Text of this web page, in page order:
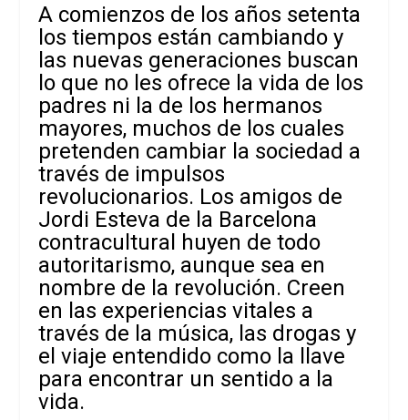
A comienzos de los años setenta
los tiempos están cambiando y
las nuevas generaciones buscan
lo que no les ofrece la vida de los
padres ni la de los hermanos
mayores, muchos de los cuales
pretenden cambiar la sociedad a
través de impulsos
revolucionarios. Los amigos de
Jordi Esteva de la Barcelona
contracultural huyen de todo
autoritarismo, aunque sea en
nombre de la revolución. Creen
en las experiencias vitales a
través de la música, las drogas y
el viaje entendido como la llave
para encontrar un sentido a la
vida.